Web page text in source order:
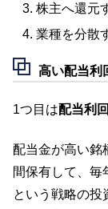
株主へ還元
業種を分散
高い配当利
1つ目は配当利
配当金が高い銘
間保有して、毎
という戦略の投